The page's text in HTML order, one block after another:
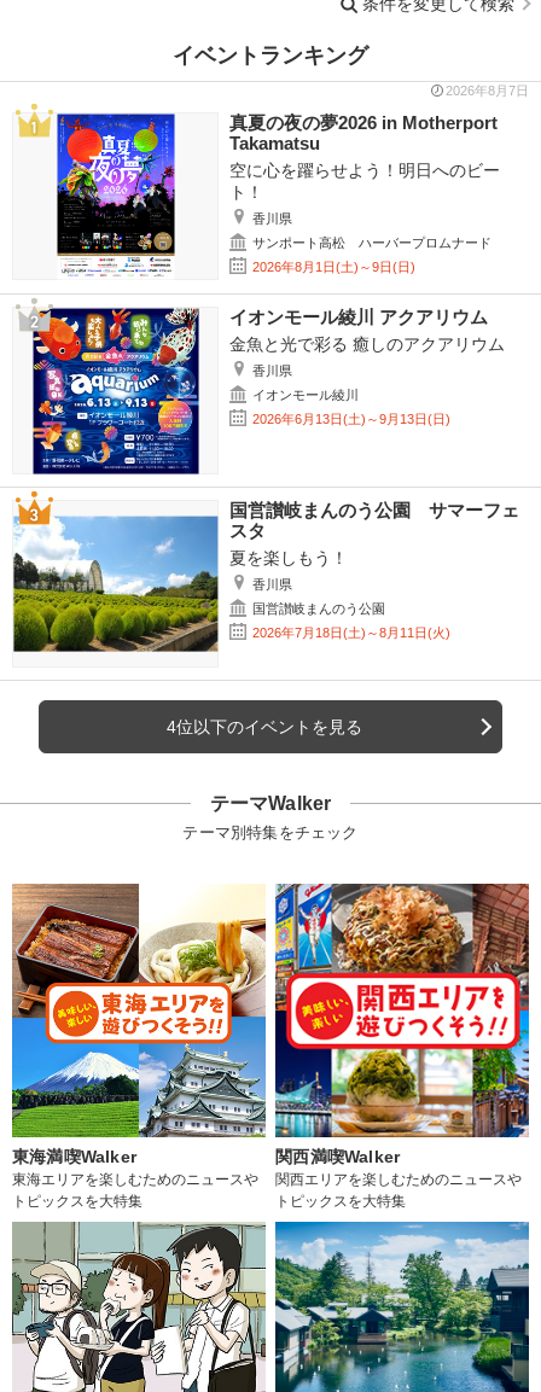
イベントランキング
2026年8月7日
真夏の夜の夢2026 in Motherport
Takamatsu
空に心を躍らせよう！明日へのビー
ト！
香川県
サンポート高松 ハーバープロムナード
2026年8月1日(土)～9日(日)
イオンモール綾川 アクアリウム
金魚と光で彩る 癒しのアクアリウム
香川県
イオンモール綾川
2026年6月13日(土)～9月13日(日)
国営讃岐まんのう公園 サマーフェ
スタ
夏を楽しもう！
香川県
国営讃岐まんのう公園
2026年7月18日(土)～8月11日(火)
4位以下のイベントを見る
テーマWalker
テーマ別特集をチェック
東海満喫Walker
東海エリアを楽しむためのニュースや
トピックスを大特集
関西満喫Walker
関西エリアを楽しむためのニュースや
トピックスを大特集